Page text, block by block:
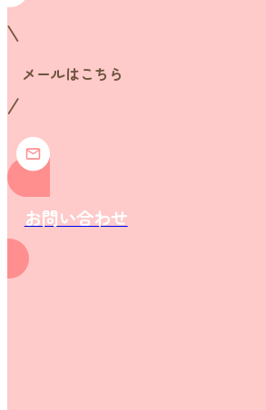
メールはこちら
お問い合わせ